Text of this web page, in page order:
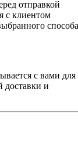
отправкой
с клиентом
способа
с вами для
доставки и